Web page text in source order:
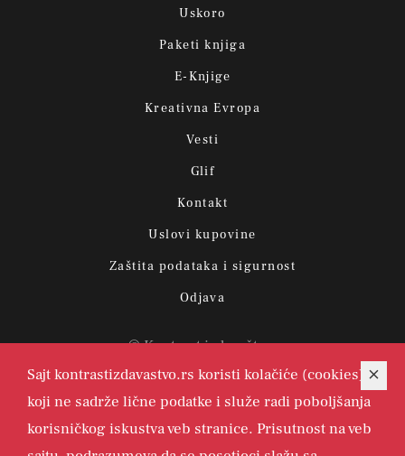
Sajt kontrastizdavastvo.rs koristi kolačiće (cookies)
koji ne sadrže lične podatke i služe radi poboljšanja
korisničkog iskustva veb stranice. Prisutnost na veb
Uskoro
Paketi knjiga
E-Knjige
Kreativna Evropa
Vesti
Glif
Kontakt
Uslovi kupovine
Zaštita podataka i sigurnost
Odjava
© Kontrast izdavaštvo.